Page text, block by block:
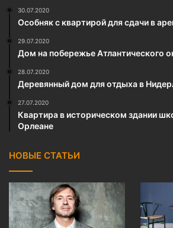
30.07.2020
Особняк с квартирой для сдачи в
29.07.2020
Дом на побережье Атлантического
28.07.2020
Деревянный дом для отдыха в
27.07.2020
Квартира в историческом здании
Орлеане
НОВЫЕ СТАТЬИ